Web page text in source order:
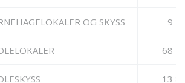
OG SKYSS 9
68
13